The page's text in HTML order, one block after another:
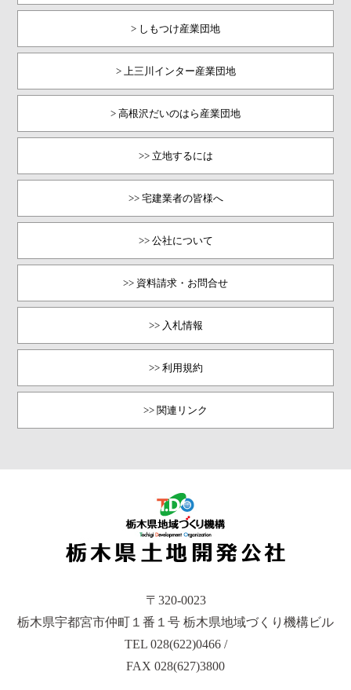
> しもつけ産業団地
> 上三川インター産業団地
> 高根沢だいのはら産業団地
>> 立地するには
>> 宅建業者の皆様へ
>> 公社について
>> 資料請求・お問合せ
>> 入札情報
>> 利用規約
>> 関連リンク
〒320-0023
栃木県宇都宮市仲町１番１号 栃木県地域づくり機構ビル
TEL 028(622)0466 /
FAX 028(627)3800